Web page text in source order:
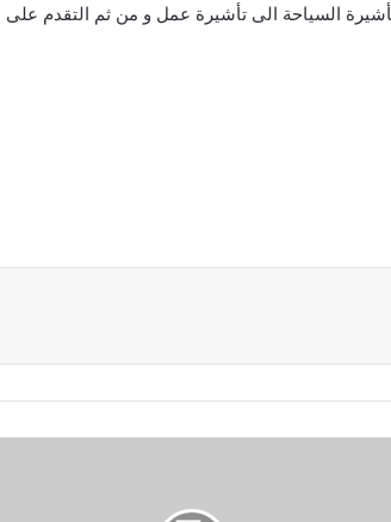
السياحة الى تأشيرة عمل و من ثم التقدم على